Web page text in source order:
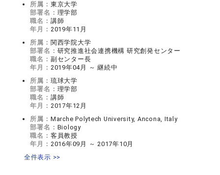
所属： 東京大学
部署名： 理学部
職名： 講師
年月： 2019年11月
所属： 関西学院大学
部署名： 研究推進社会連携機構 研究創発センター
職名： 副センター長
年月： 2019年04月 ～ 継続中
所属： 琉球大学
部署名： 理学部
職名： 講師
年月： 2017年12月
所属： Marche Polytech University, Ancona, Italy
部署名： Biology
職名： 客員教授
年月： 2016年09月 ～ 2017年10月
全件表示 >>